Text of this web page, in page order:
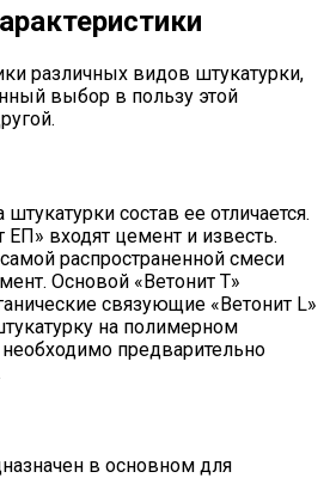
различных видов штукатурки,
выбор в пользу этой
состав ее отличается.
ЕП» входят цемент и известь.
распространенной смеси
Основой «Ветонит Т»
связующие «Ветонит L»
на полимерном
предварительно
в основном для